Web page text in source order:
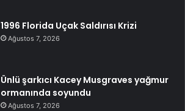
1996 Florida Uçak Saldırısı Krizi
Ağustos 7, 2026
Ünlü şarkıcı Kacey Musgraves yağmur
ormanında soyundu
Ağustos 7, 2026